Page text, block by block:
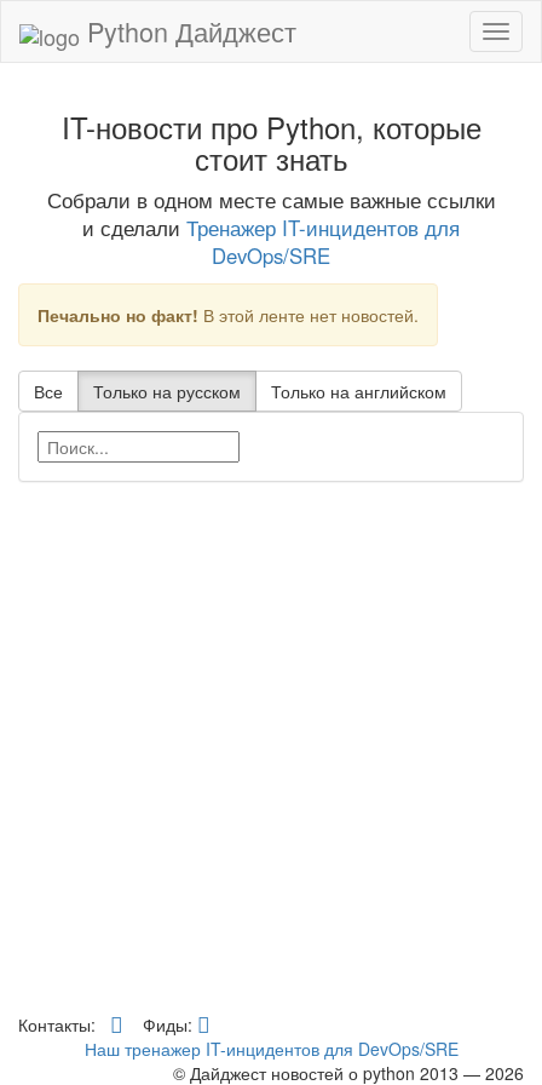
Python Дайджест
IT-новости про Python, которые
стоит знать
Собрали в одном месте самые важные ссылки
и сделали Тренажер IT-инцидентов для
DevOps/SRE
Печально но факт! В этой ленте нет новостей.
Все Только на русском Только на английском
Контакты:
Фиды:
Наш тренажер IT-инцидентов для DevOps/SRE
© Дайджест новостей о python 2013 — 2026